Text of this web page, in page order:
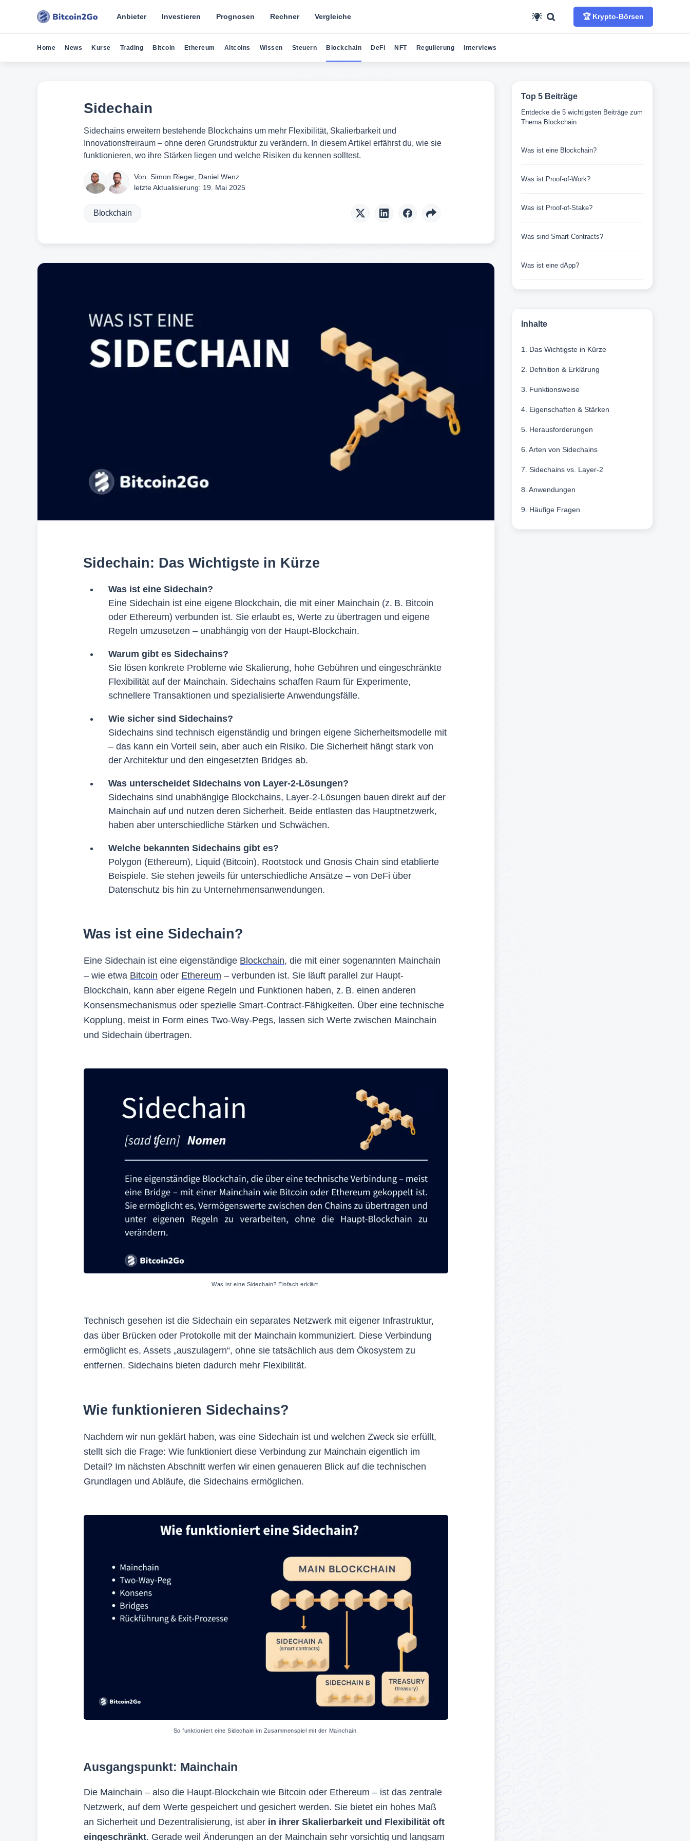
Anbieter Investieren Prognosen Rechner Vergleiche 🏆 Krypto-Börsen
Home News Kurse Trading Bitcoin Ethereum Altcoins Wissen Steuern Blockchain DeFi NFT Regulierung Interviews
Sidechain
Sidechains erweitern bestehende Blockchains um mehr Flexibilität, Skalierbarkeit und
Innovationsfreiraum – ohne deren Grundstruktur zu verändern. In diesem Artikel erfährst du, wie sie
funktionieren, wo ihre Stärken liegen und welche Risiken du kennen solltest.
Von: Simon Rieger, Daniel Wenz
letzte Aktualisierung: 19. Mai 2025
Blockchain
Sidechain: Das Wichtigste in Kürze
Was ist eine Sidechain?
Eine Sidechain ist eine eigene Blockchain, die mit einer Mainchain (z. B. Bitcoin
oder Ethereum) verbunden ist. Sie erlaubt es, Werte zu übertragen und eigene
Regeln umzusetzen – unabhängig von der Haupt-Blockchain.
Warum gibt es Sidechains?
Sie lösen konkrete Probleme wie Skalierung, hohe Gebühren und eingeschränkte
Flexibilität auf der Mainchain. Sidechains schaffen Raum für Experimente,
schnellere Transaktionen und spezialisierte Anwendungsfälle.
Wie sicher sind Sidechains?
Sidechains sind technisch eigenständig und bringen eigene Sicherheitsmodelle mit
– das kann ein Vorteil sein, aber auch ein Risiko. Die Sicherheit hängt stark von
der Architektur und den eingesetzten Bridges ab.
Was unterscheidet Sidechains von Layer-2-Lösungen?
Sidechains sind unabhängige Blockchains, Layer-2-Lösungen bauen direkt auf der
Mainchain auf und nutzen deren Sicherheit. Beide entlasten das Hauptnetzwerk,
haben aber unterschiedliche Stärken und Schwächen.
Welche bekannten Sidechains gibt es?
Polygon (Ethereum), Liquid (Bitcoin), Rootstock und Gnosis Chain sind etablierte
Beispiele. Sie stehen jeweils für unterschiedliche Ansätze – von DeFi über
Datenschutz bis hin zu Unternehmensanwendungen.
Was ist eine Sidechain?
Eine Sidechain ist eine eigenständige Blockchain, die mit einer sogenannten Mainchain
– wie etwa Bitcoin oder Ethereum – verbunden ist. Sie läuft parallel zur Haupt-
Blockchain, kann aber eigene Regeln und Funktionen haben, z. B. einen anderen
Konsensmechanismus oder spezielle Smart-Contract-Fähigkeiten. Über eine technische
Kopplung, meist in Form eines Two-Way-Pegs, lassen sich Werte zwischen Mainchain
und Sidechain übertragen.
Was ist eine Sidechain? Einfach erklärt.
Technisch gesehen ist die Sidechain ein separates Netzwerk mit eigener Infrastruktur,
das über Brücken oder Protokolle mit der Mainchain kommuniziert. Diese Verbindung
ermöglicht es, Assets „auszulagern“, ohne sie tatsächlich aus dem Ökosystem zu
entfernen. Sidechains bieten dadurch mehr Flexibilität.
Wie funktionieren Sidechains?
Nachdem wir nun geklärt haben, was eine Sidechain ist und welchen Zweck sie erfüllt,
stellt sich die Frage: Wie funktioniert diese Verbindung zur Mainchain eigentlich im
Detail? Im nächsten Abschnitt werfen wir einen genaueren Blick auf die technischen
Grundlagen und Abläufe, die Sidechains ermöglichen.
So funktioniert eine Sidechain im Zusammenspiel mit der Mainchain.
Ausgangspunkt: Mainchain
Die Mainchain – also die Haupt-Blockchain wie Bitcoin oder Ethereum – ist das zentrale
Netzwerk, auf dem Werte gespeichert und gesichert werden. Sie bietet ein hohes Maß
an Sicherheit und Dezentralisierung, ist aber in ihrer Skalierbarkeit und Flexibilität oft
eingeschränkt. Gerade weil Änderungen an der Mainchain sehr vorsichtig und langsam
Top 5 Beiträge
Entdecke die 5 wichtigsten Beiträge zum
Thema Blockchain
Was ist eine Blockchain?
Was ist Proof-of-Work?
Was ist Proof-of-Stake?
Was sind Smart Contracts?
Was ist eine dApp?
Inhalte
1. Das Wichtigste in Kürze
2. Definition & Erklärung
3. Funktionsweise
4. Eigenschaften & Stärken
5. Herausforderungen
6. Arten von Sidechains
7. Sidechains vs. Layer-2
8. Anwendungen
9. Häufige Fragen